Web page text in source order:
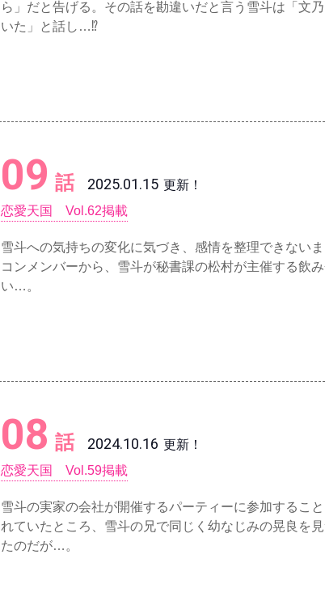
ら」だと告げる。その話を勘違いだと言う雪斗は「文
いた」と話し…⁉
09 話 2025.01.15 更新！
恋愛天国 Vol.62掲載
雪斗への気持ちの変化に気づき、感情を整理できない
コンメンバーから、雪斗が秘書課の松村が主催する飲
い…。
08 話 2024.10.16 更新！
恋愛天国 Vol.59掲載
雪斗の実家の会社が開催するパーティーに参加するこ
れていたところ、雪斗の兄で同じく幼なじみの晃良を
たのだが…。